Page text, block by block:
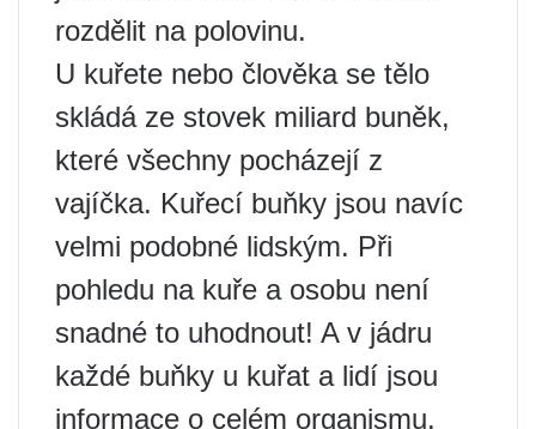
rozdělit na polovinu.
U kuřete nebo člověka se tělo
skládá ze stovek miliard buněk,
které všechny pocházejí z
vajíčka. Kuřecí buňky jsou navíc
velmi podobné lidským. Při
pohledu na kuře a osobu není
snadné to uhodnout! A v jádru
každé buňky u kuřat a lidí jsou
informace o celém organismu.